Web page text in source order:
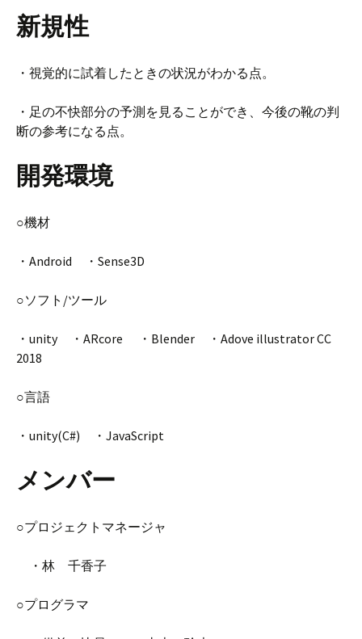
新規性
・視覚的に試着したときの状況がわかる点。
・足の不快部分の予測を見ることができ、今後の靴の判
断の参考になる点。
開発環境
○機材
・Android ・Sense3D
○ソフト/ツール
・unity ・ARcore ・Blender ・Adove illustrator CC
2018
○言語
・unity(C#) ・JavaScript
メンバー
○プロジェクトマネージャ
・林 千香子
○プログラマ